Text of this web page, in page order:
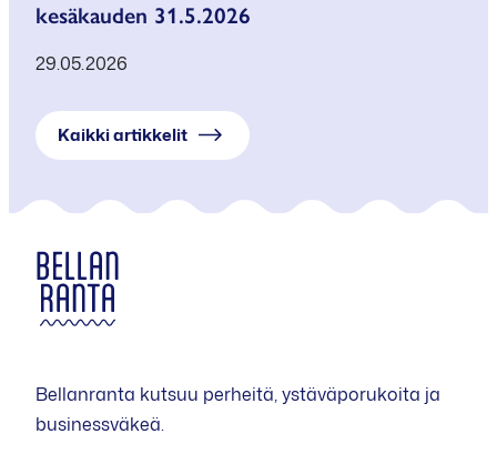
kesäkauden 31.5.2026
29.05.2026
Kaikki artikkelit
Bellanranta kutsuu perheitä, ystäväporukoita ja
businessväkeä.